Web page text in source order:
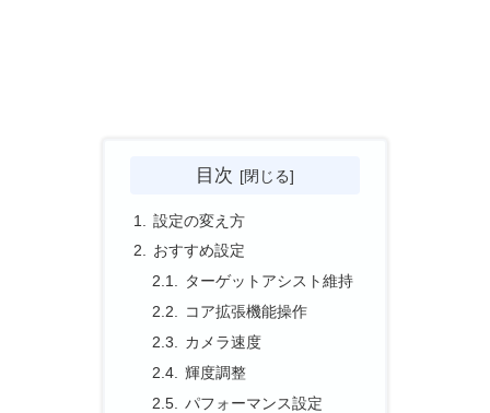
目次
設定の変え方
おすすめ設定
ターゲットアシスト維持
コア拡張機能操作
カメラ速度
輝度調整
パフォーマンス設定